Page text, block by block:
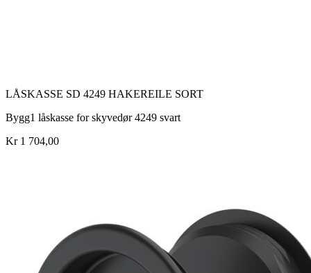
LÅSKASSE SD 4249 HAKEREILE SORT
Bygg1 låskasse for skyvedør 4249 svart
Kr 1 704,00